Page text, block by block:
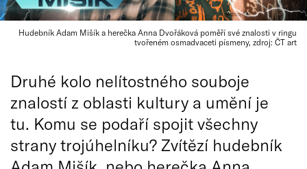
Hudebník Adam Mišík a herečka Anna Dvořáková poměří své znalosti v ringu
tvořeném osmadvaceti písmeny, zdroj: ČT art
Druhé kolo nelítostného souboje
znalostí z oblasti kultury a umění je
tu. Komu se podaří spojit všechny
strany trojúhelníku? Zvítězí hudebník